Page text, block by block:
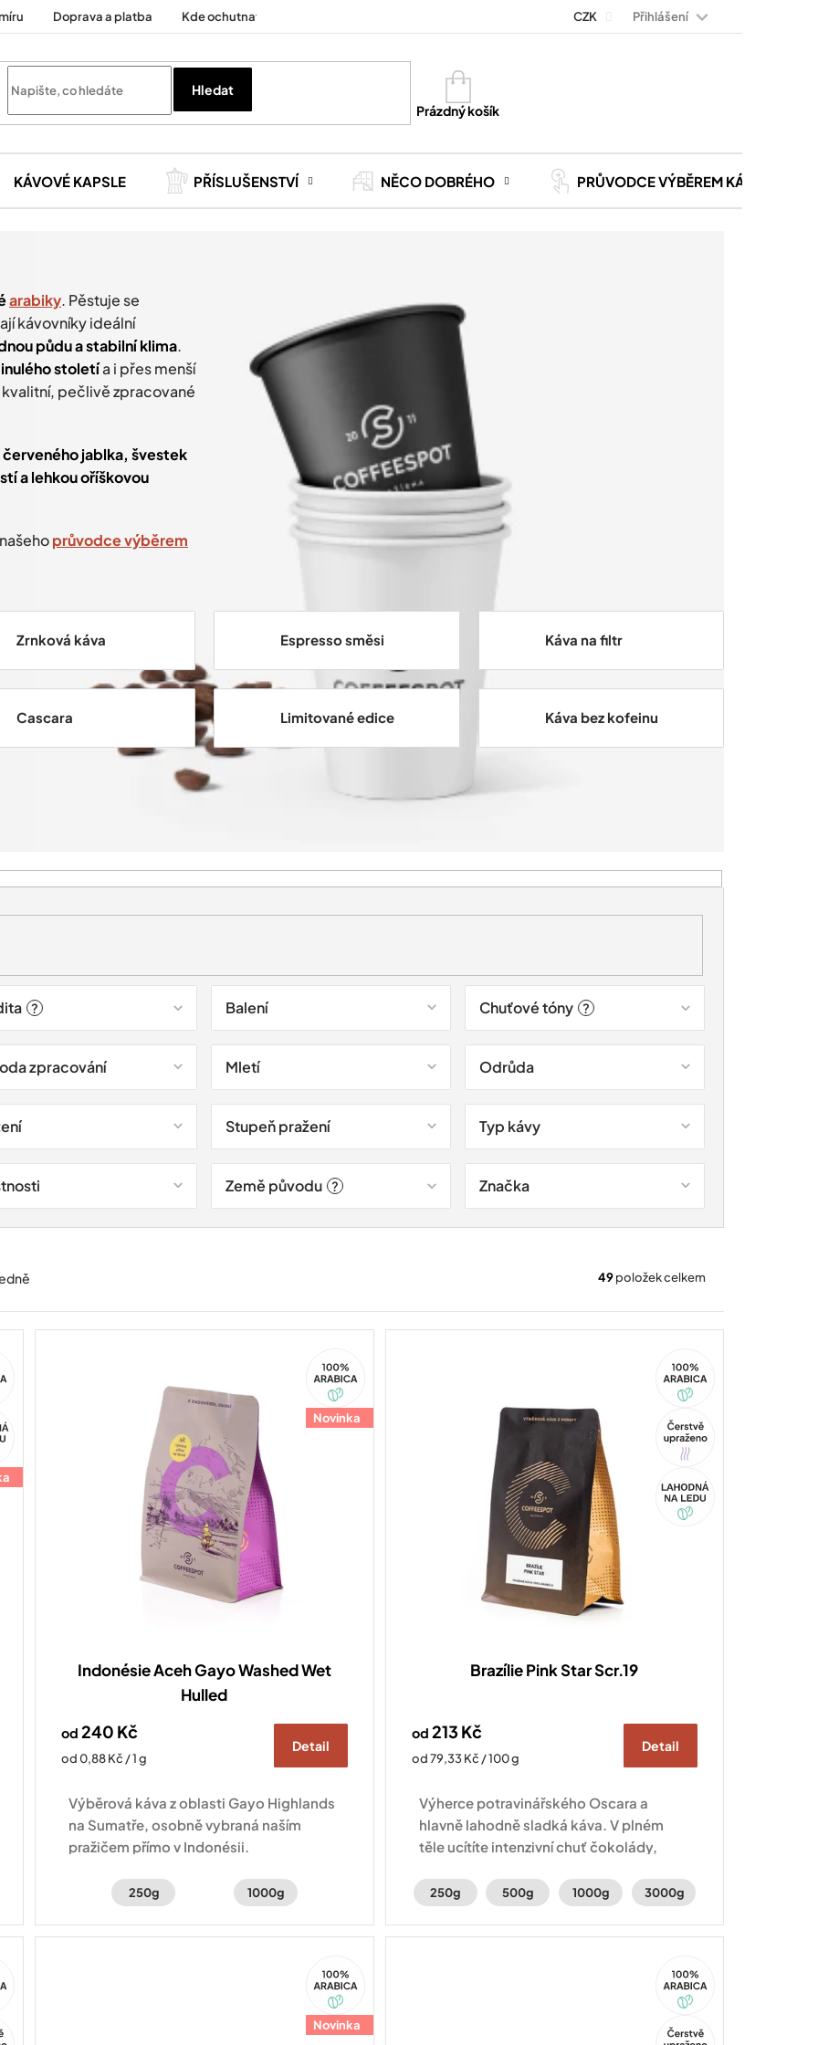
Doprava a platba Kde ochutnat Kontakt Kariéra
CZK Přihlášení
Hledat
Nákupní
košík
Prázdný košík
KÁVOVÉ KAPSLE PŘÍSLUŠENSTVÍ NĚCO DOBRÉHO PRŮVODCE VÝBĚREM KÁVY
arabiky. Pěstuje se
kávovníky ideální
půdu a stabilní klima.
stoletía i přes menší
pečlivě zpracované
jablka, švestek
a lehkou oříškovou
průvodce výběrem
Zrnková káva Espresso směsi Káva na filtr
Cascara Limitované edice Káva bez kofeinu
49položek celkem
? Balení Chuťové tóny ?
zpracování Mletí Odrůda
Stupeň pražení Typ kávy
Země původu ? Značka
Arabica
Novinka
Indonésie Aceh Gayo Washed Wet
Hulled
od 240 Kč
Měrná
od 0,88 Kč / 1 g
Detail
Výběrová káva z oblasti Gayo Highlands
na Sumatře, osobně vybraná naším
pražičem přímo v Indonésii.
250g 1000g
Tip
Arabica
Brazílie Pink Star Scr.19
od 213 Kč
Měrná
od 79,33 Kč / 100 g
Detail
Výherce potravinářského Oscara a
hlavně lahodně sladká káva. V plném
těle ucítíte intenzivní chuť čokolády,
250g 500g 1000g 3000g
Arabica
Novinka
Arabica
Tip